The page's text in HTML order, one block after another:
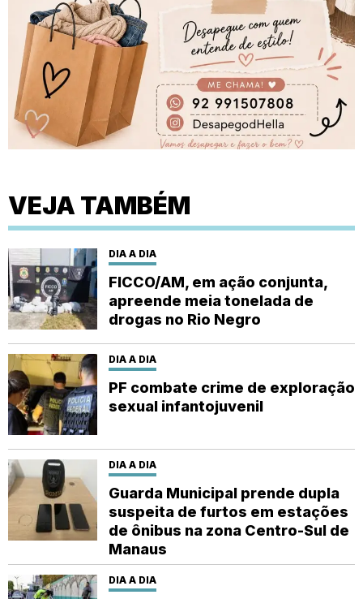
VEJA TAMBÉM
DIA A DIA
FICCO/AM, em ação conjunta,
apreende meia tonelada de
drogas no Rio Negro
DIA A DIA
PF combate crime de exploração
sexual infantojuvenil
DIA A DIA
Guarda Municipal prende dupla
suspeita de furtos em estações
de ônibus na zona Centro-Sul de
Manaus
DIA A DIA